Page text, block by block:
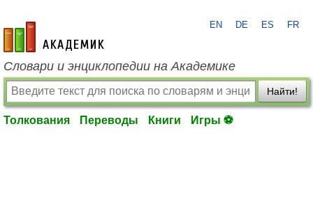
academic.ru
EN DE ES FR
Словари и энциклопедии на Академике
Найти!
Толкования Переводы Книги Игры ⚽